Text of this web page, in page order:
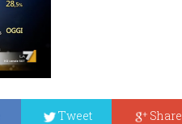
Tweet Share